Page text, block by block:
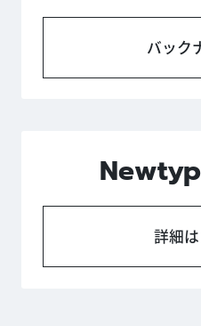
バック
詳細